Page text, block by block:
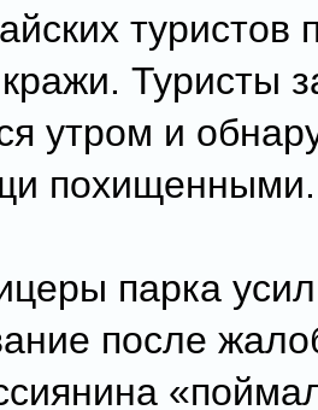
туристов
Туристы
утром и
похищенными.
парка
после